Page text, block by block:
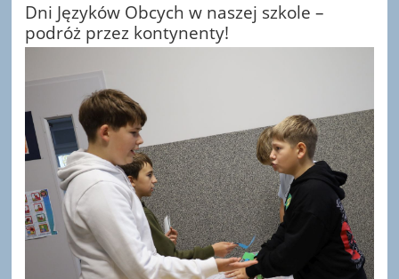
Dni Języków Obcych w naszej szkole –
podróż przez kontynenty!